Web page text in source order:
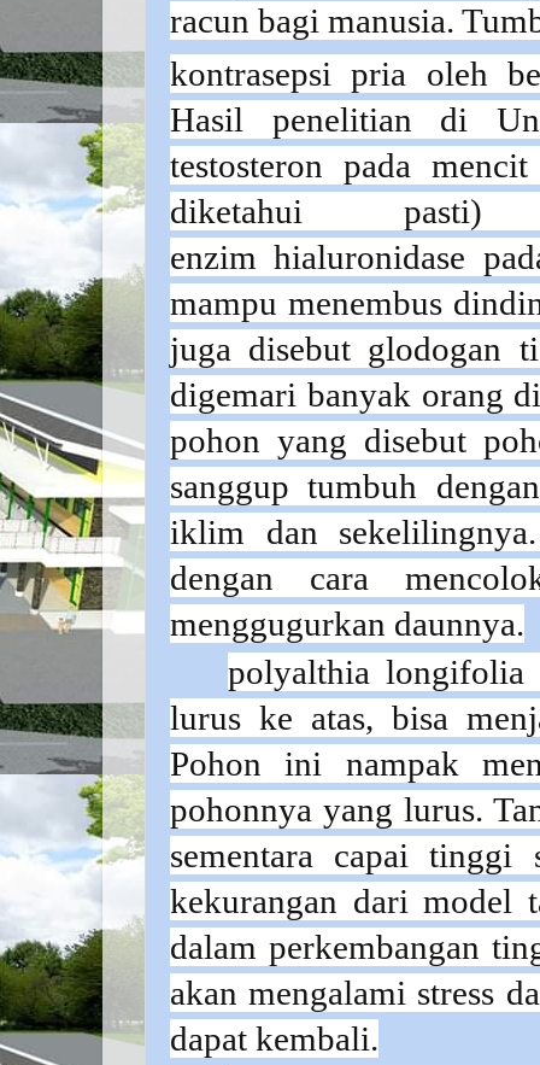
racun bagi manusia.
kontrasepsi pria oleh
Hasil penelitian di
testosteron padamencit
diketahui pasti)
enzimhialuronidase
mampu menembus
juga disebut glodogan
digemari banyak orang
pohon yang disebut
sanggup tumbuh
iklim dan
dengan cara
menggugurkan daunnya.
polyalthia longifolia
lurus ke atas, bisa
Pohon ini nampak
pohonnya yang lurus.
sementara capai
kekurangan dari model
dalam perkembangan
akan mengalami stress
dapat kembali.